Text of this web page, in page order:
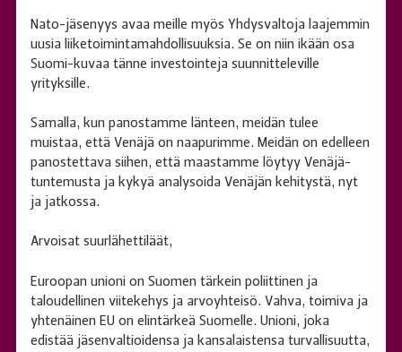
Nato-jäsenyys avaa meille myös Yhdysvaltoja laajemmin
uusia liiketoimintamahdollisuuksia. Se on niin ikään osa
Suomi-kuvaa tänne investointeja suunnitteleville
yrityksille.
Samalla, kun panostamme länteen, meidän tulee
muistaa, että Venäjä on naapurimme. Meidän on edelleen
panostettava siihen, että maastamme löytyy Venäjä-
tuntemusta ja kykyä analysoida Venäjän kehitystä, nyt
ja jatkossa.
Arvoisat suurlähettiläät,
Euroopan unioni on Suomen tärkein poliittinen ja
taloudellinen viitekehys ja arvoyhteisö. Vahva, toimiva ja
yhtenäinen EU on elintärkeä Suomelle. Unioni, joka
edistää jäsenvaltioidensa ja kansalaistensa turvallisuutta,